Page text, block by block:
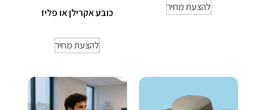
להצעת מחיר כובע אקרילן או פליז
להצעת מחיר